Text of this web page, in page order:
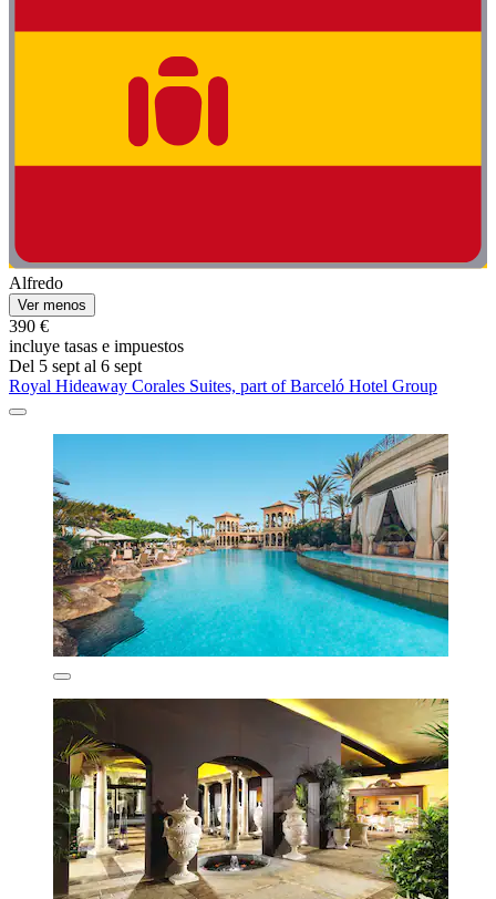
Alfredo
Ver menos
390 €
incluye tasas e impuestos
Del 5 sept al 6 sept
Royal Hideaway Corales Suites, part of Barceló Hotel Group